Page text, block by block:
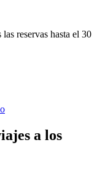
reservas hasta el 30
a los